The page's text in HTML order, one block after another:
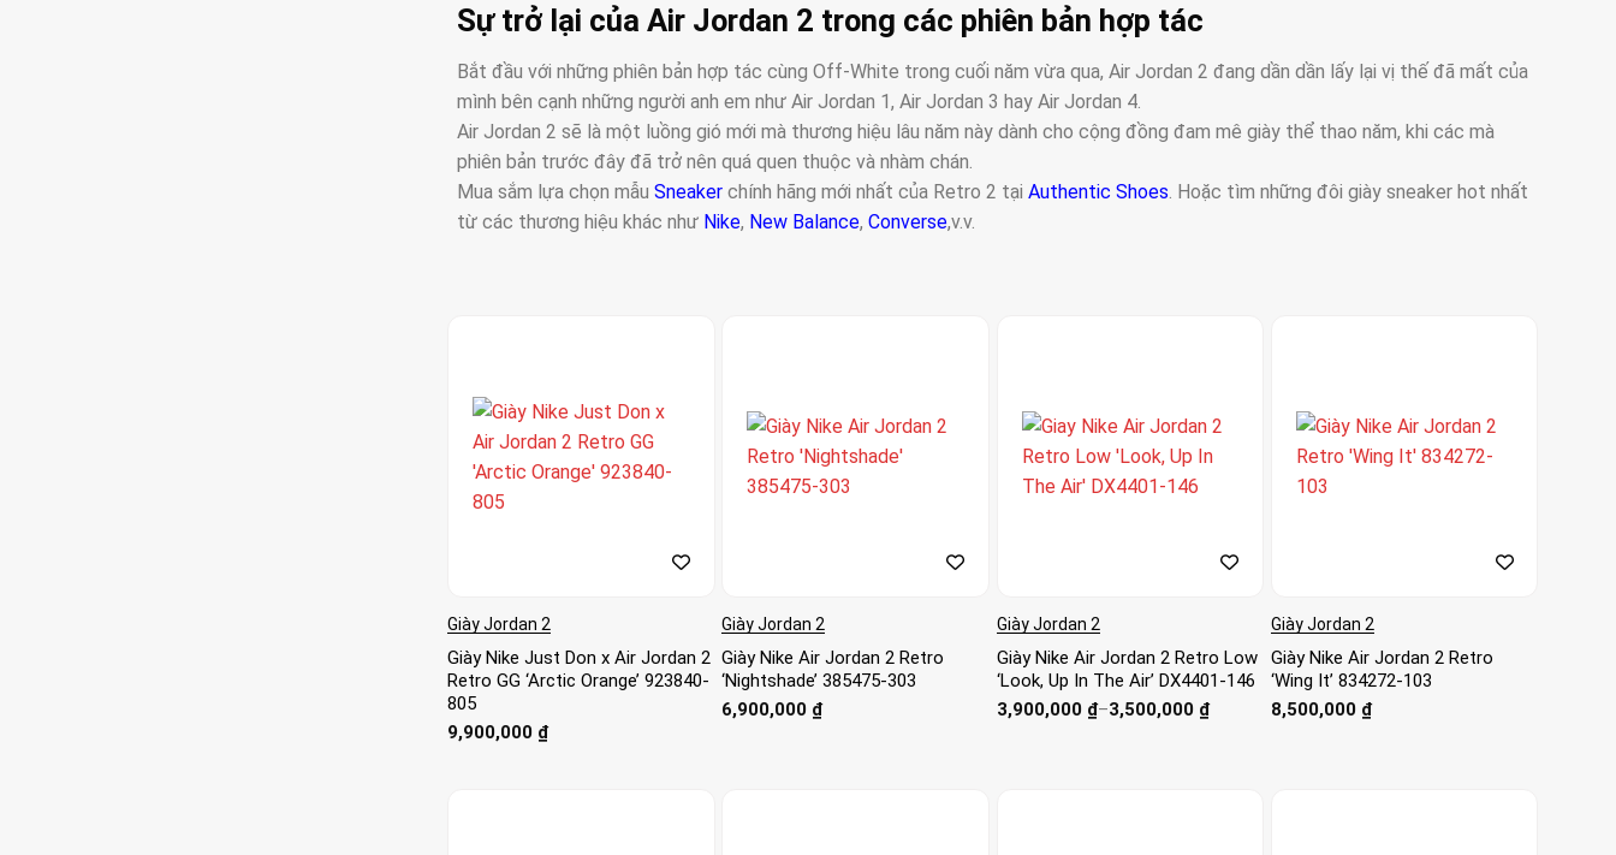
Sự trở lại của Air Jordan 2 trong các phiên bản hợp tác
Bắt đầu với những phiên bản hợp tác cùng Off-White trong cuối năm vừa qua, Air Jordan 2 đang dần dần lấy lại vị thế đã mất của
mình bên cạnh những người anh em như Air Jordan 1, Air Jordan 3 hay Air Jordan 4.
Air Jordan 2 sẽ là một luồng gió mới mà thương hiệu lâu năm này dành cho cộng đồng đam mê giày thể thao năm, khi các mà
phiên bản trước đây đã trở nên quá quen thuộc và nhàm chán.
Mua sắm lựa chọn mẫu Sneakerchính hãng mới nhất của Retro 2 tại Authentic Shoes . Hoặc tìm những đôi giày sneaker hot nhất
từ các thương hiệu khác như Nike, New Balance, Converse,v.v.
Giày Jordan 2
Giày Nike Just Don x Air Jordan 2
Retro GG ‘Arctic Orange’ 923840-
805
9,900,000 ₫
Giày Jordan 2
Giày Nike Air Jordan 2 Retro
‘Nightshade’ 385475-303
6,900,000 ₫
Giày Jordan 2
Giày Nike Air Jordan 2 Retro Low
‘Look, Up In The Air’ DX4401-146
3,500,000 ₫
–
3,900,000 ₫
Khoảng
giá:
Giày Jordan 2
Giày Nike Air Jordan 2 Retro
‘Wing It’ 834272-103
8,500,000 ₫